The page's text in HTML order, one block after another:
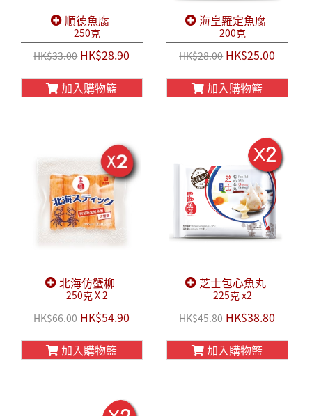
順德魚腐
250克
HK$33.00HK$28.90
加入購物籃
海皇羅定魚腐
200克
HK$28.00HK$25.00
加入購物籃
北海仿蟹柳
250克 X 2
HK$66.00HK$54.90
加入購物籃
芝士包心魚丸
225克 x2
HK$45.80HK$38.80
加入購物籃